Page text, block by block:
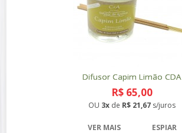
Difusor Capim Limão CDA
R$ 65,00
OU 3x de R$ 21,67 s/juros
VER MAIS ESPIAR